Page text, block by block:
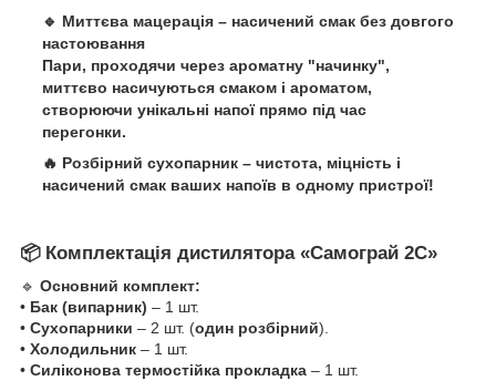
🔹 Миттєва мацерація – насичений смак без довгого
настоювання
Пари, проходячи через ароматну "начинку",
миттєво насичуються смаком і ароматом,
створюючи унікальні напої прямо під час
перегонки.
🔥 Розбірний сухопарник – чистота, міцність і
насичений смак ваших напоїв в одному пристрої!
📦 Комплектація дистилятора «Самограй 2С»
🔹 Основний комплект:
• Бак (випарник) – 1 шт.
• Сухопарники – 2 шт. (один розбірний).
• Холодильник – 1 шт.
• Силіконова термостійка прокладка – 1 шт.